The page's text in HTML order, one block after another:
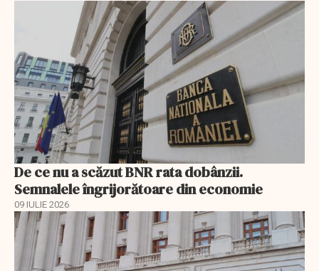
De ce nu a scăzut BNR rata dobânzii.
Semnalele îngrijorătoare din economie
09 IULIE 2026